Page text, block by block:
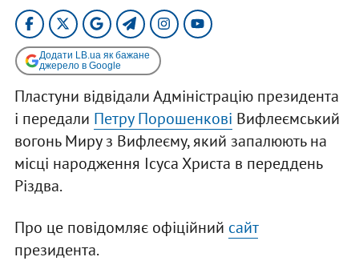
Додати LB.ua як бажане
джерело в Google
Пластуни відвідали Адміністрацію президента
і передали Петру Порошенкові Вифлеємський
вогонь Миру з Вифлеєму, який запалюють на
місці народження Ісуса Христа в переддень
Різдва.
Про це повідомляє офіційний сайт
президента.